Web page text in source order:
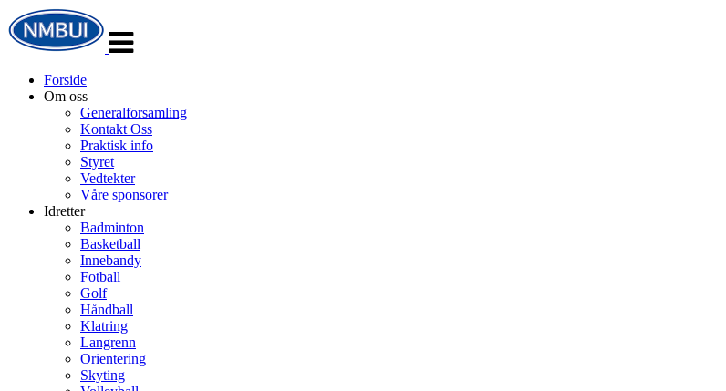
navigasjon
Forside
Om oss
Generalforsamling
Kontakt Oss
Praktisk info
Styret
Vedtekter
Våre sponsorer
Idretter
Badminton
Basketball
Innebandy
Fotball
Golf
Håndball
Klatring
Langrenn
Orientering
Skyting